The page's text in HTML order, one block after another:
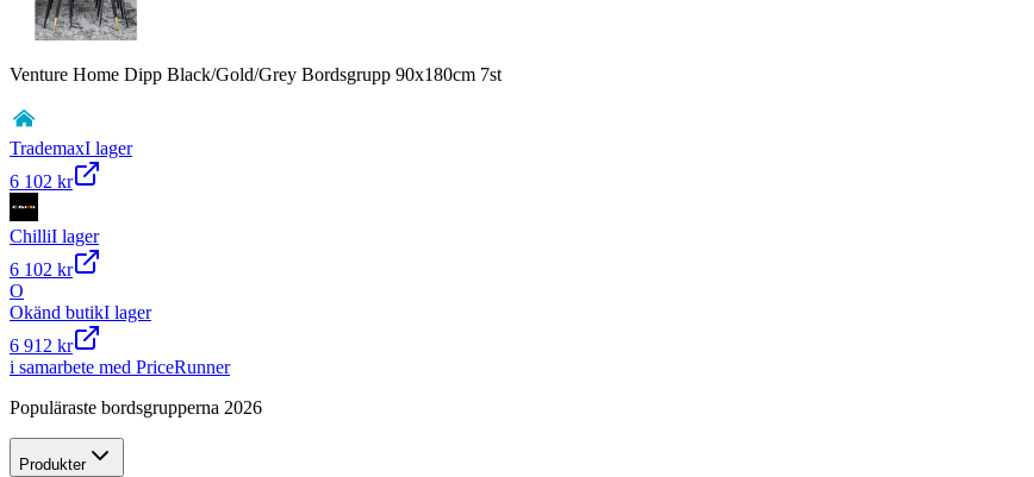
Venture Home Dipp Black/Gold/Grey Bordsgrupp 90x180cm 7st
TrademaxI lager
6 102 kr
ChilliI lager
6 102 kr
O
Okänd butikI lager
6 912 kr
i samarbete med PriceRunner
Populäraste bordsgrupperna 2026
Produkter